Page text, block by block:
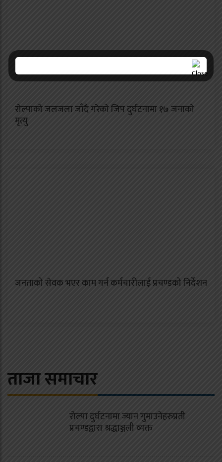
रोल्पाको जलजला जाँदै गरेको जिप दुर्घटनामा १७ जनाको
मृत्यु
जनताको सेवक भएर काम गर्न कर्मचारीलाई प्रचण्डको निर्देशन
ताजा समाचार
रोल्पा दुर्घटनामा ज्यान गुमाउनेहरुप्रती
प्रचण्डद्वारा श्रद्धाञ्जली व्यक्त